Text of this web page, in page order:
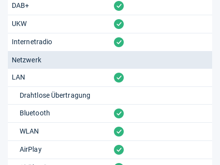
DAB+ vorhanden
UKW vorhanden
Internetradio vorhanden
Netzwerk
LAN vorhanden
Drahtlose Übertragung
Bluetooth vorhanden
WLAN vorhanden
AirPlay vorhanden